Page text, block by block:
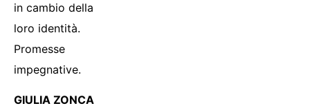
in cambio della
loro identità.
Promesse
impegnative.
GIULIA ZONCA